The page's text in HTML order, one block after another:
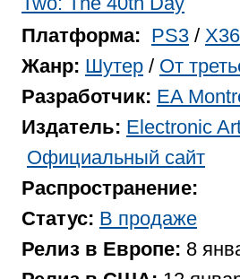
Платформа: PS3 /
Жанр: Шутер / От
Разработчик: EA
Издатель: Electronic
Официальный сайт
Распространение:
Статус: В продаже
Релиз в Европе: 8